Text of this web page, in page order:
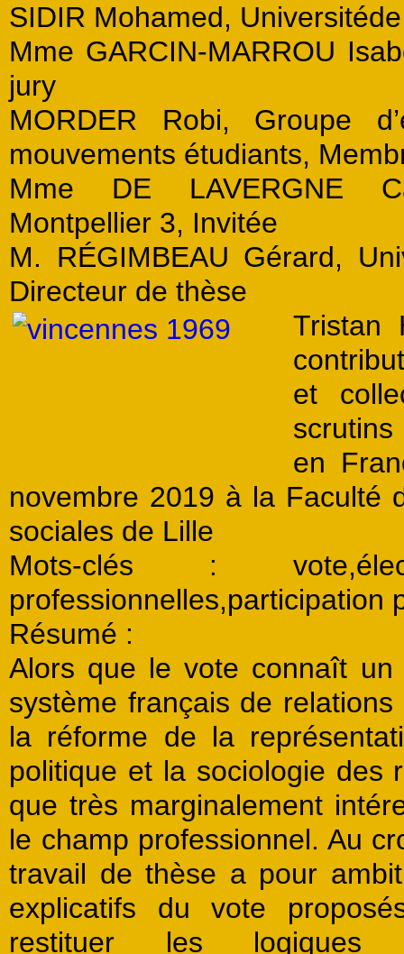
SIDIR Mohamed,
Mme GARCIN-MARROU
jury
MORDER Robi, Groupe
mouvements étudiants,
Mme DE LAVERGNE
Montpellier 3, Invitée
M. RÉGIMBEAU Gérard,
Directeur de thèse
Tristan
et
scrutins
en
novembre 2019 à la Faculté
sociales de Lille
Mots-clés :
professionnelles,participation
Résumé :
Alors que le vote connaît un
système français de
la réforme de la
politique et la sociologie des
que très marginalement
le champ professionnel. Au
travail de thèse a pour
explicatifs du vote
restituer les logiques